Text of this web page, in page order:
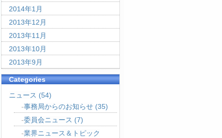
2014年1月
2013年12月
2013年11月
2013年10月
2013年9月
Categories
ニュース (54)
事務局からのお知らせ (35)
委員会ニュース (7)
業界ニュース＆トピック